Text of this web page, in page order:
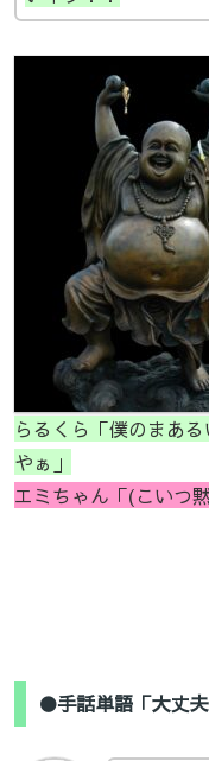
らるくら「僕のまあ
やぁ」
エミちゃん「(こいつ
●手話単語「大丈夫